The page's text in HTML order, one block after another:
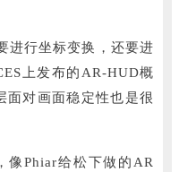
进行坐标变换，还要进
上发布的AR-HUD概
面对画面稳定性也是很
像Phiar给松下做的AR